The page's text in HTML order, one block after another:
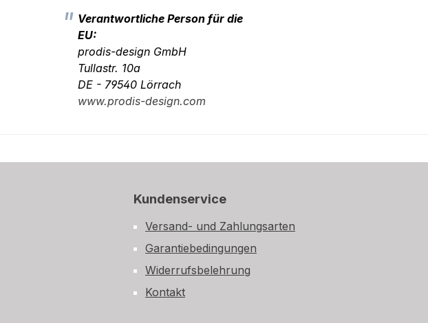
Verantwortliche Person für die
EU:
prodis-design GmbH
Tullastr. 10a
DE - 79540 Lörrach
www.prodis-design.com
Kundenservice
Versand- und Zahlungsarten
Garantiebedingungen
Widerrufsbelehrung
Kontakt